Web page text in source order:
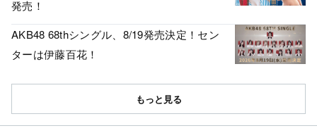
発売！
AKB48 68thシングル、8/19発売決定！セン
ターは伊藤百花！
もっと見る